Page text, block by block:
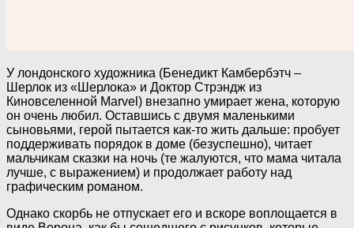
У лондонского художника (Бенедикт Камбербэтч –
Шерлок из «Шерлока» и Доктор Стрэндж из
Киновселенной Marvel) внезапно умирает жена, которую
он очень любил. Оставшись с двумя маленькими
сыновьями, герой пытается как-то жить дальше: пробует
поддерживать порядок в доме (безуспешно), читает
мальчикам сказки на ночь (те жалуются, что мама читала
лучше, с выражением) и продолжает работу над
графическим романом.
Однако скорбь не отпускает его и вскоре воплощается в